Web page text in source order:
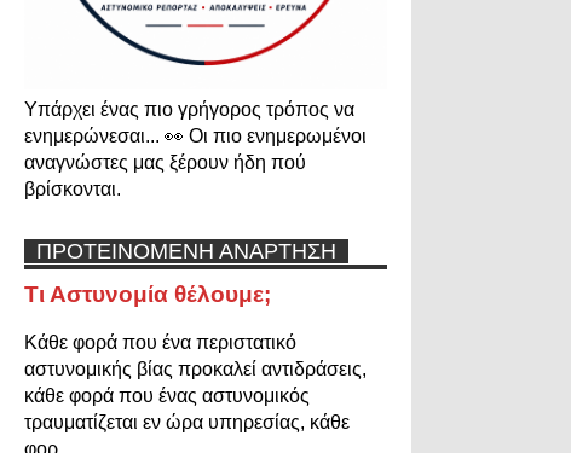
Υπάρχει ένας πιο γρήγορος τρόπος να
ενημερώνεσαι... 👀 Οι πιο ενημερωμένοι
αναγνώστες μας ξέρουν ήδη πού
βρίσκονται.
ΠΡΟΤΕΙΝΟΜΕΝΗ ΑΝΑΡΤΗΣΗ
Τι Αστυνομία θέλουμε;
Κάθε φορά που ένα περιστατικό
αστυνομικής βίας προκαλεί αντιδράσεις,
κάθε φορά που ένας αστυνομικός
τραυματίζεται εν ώρα υπηρεσίας, κάθε
φορ...